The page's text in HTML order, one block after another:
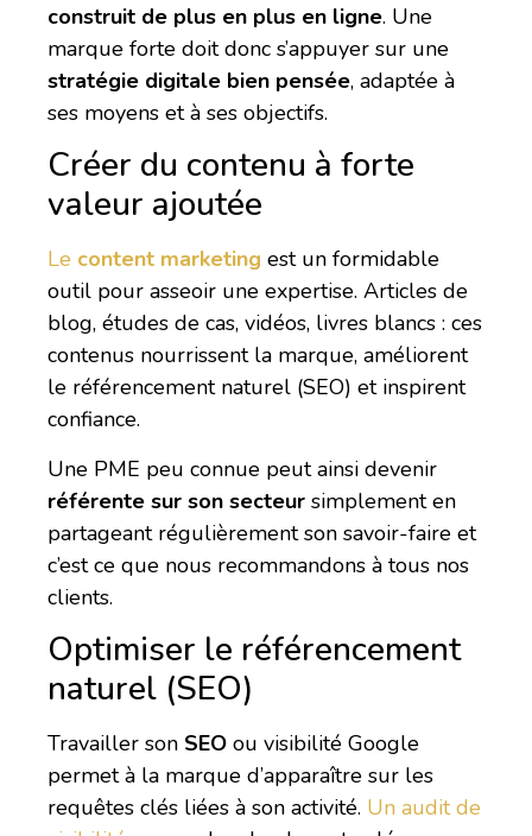
construit de plus en plus en ligne. Une
marque forte doit donc s’appuyer sur une
stratégie digitale bien pensée, adaptée à
ses moyens et à ses objectifs.
Créer du contenu à forte
valeur ajoutée
Le content marketing est un formidable
outil pour asseoir une expertise. Articles de
blog, études de cas, vidéos, livres blancs : ces
contenus nourrissent la marque, améliorent
le référencement naturel (SEO) et inspirent
confiance.
Une PME peu connue peut ainsi devenir
référente sur son secteur simplement en
partageant régulièrement son savoir-faire et
c’est ce que nous recommandons à tous nos
clients.
Optimiser le référencement
naturel (SEO)
Travailler son SEO ou visibilité Google
permet à la marque d’apparaître sur les
requêtes clés liées à son activité. Un audit de